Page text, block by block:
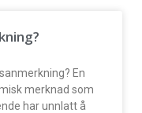
En
merknad som
har unnlatt å